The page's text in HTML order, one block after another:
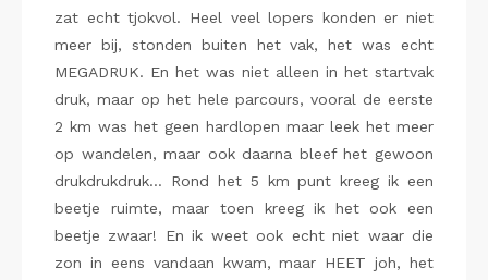
zat echt tjokvol. Heel veel lopers konden er niet
meer bij, stonden buiten het vak, het was echt
MEGADRUK. En het was niet alleen in het startvak
druk, maar op het hele parcours, vooral de eerste
2 km was het geen hardlopen maar leek het meer
op wandelen, maar ook daarna bleef het gewoon
drukdrukdruk… Rond het 5 km punt kreeg ik een
beetje ruimte, maar toen kreeg ik het ook een
beetje zwaar! En ik weet ook echt niet waar die
zon in eens vandaan kwam, maar HEET joh, het